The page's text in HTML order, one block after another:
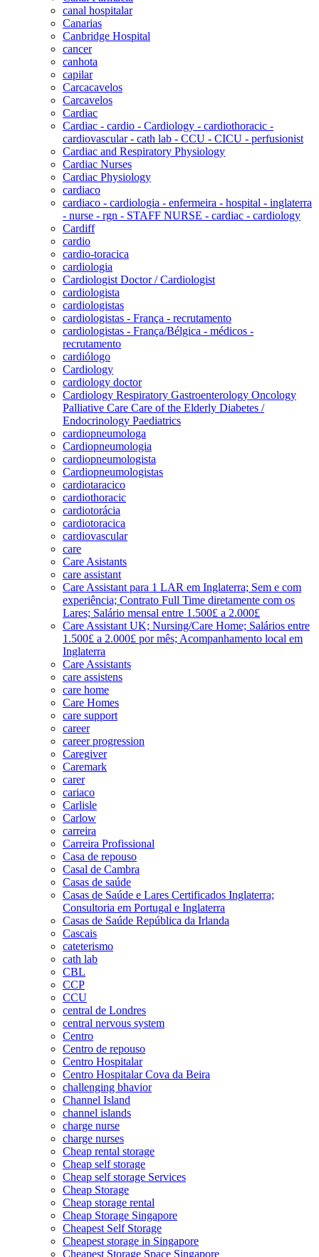
canal hospitalar
Canarias
Canbridge Hospital
cancer
canhota
capilar
Carcacavelos
Carcavelos
Cardiac
Cardiac - cardio - Cardiology - cardiothoracic -
cardiovascular - cath lab - CCU - CICU - perfusionist
Cardiac and Respiratory Physiology
Cardiac Nurses
Cardiac Physiology
cardiaco
cardiaco - cardiologia - enfermeira - hospital - inglaterra
- nurse - rgn - STAFF NURSE - cardiac - cardiology
Cardiff
cardio
cardio-toracica
cardiologia
Cardiologist Doctor / Cardiologist
cardiologista
cardiologistas
cardiologistas - França - recrutamento
cardiologistas - França/Bélgica - médicos -
recrutamento
cardiólogo
Cardiology
cardiology doctor
Cardiology Respiratory Gastroenterology Oncology
Palliative Care Care of the Elderly Diabetes /
Endocrinology Paediatrics
cardiopneumologa
Cardiopneumologia
cardiopneumologista
Cardiopneumologistas
cardiotaracico
cardiothoracic
cardiotorácia
cardiotoracica
cardiovascular
care
Care Asistants
care assistant
Care Assistant para 1 LAR em Inglaterra; Sem e com
experiência; Contrato Full Time diretamente com os
Lares; Salário mensal entre 1.500£ a 2.000£
Care Assistant UK; Nursing/Care Home; Salários entre
1.500£ a 2.000£ por mês; Acompanhamento local em
Inglaterra
Care Assistants
care assistens
care home
Care Homes
care support
career
career progression
Caregiver
Caremark
carer
cariaco
Carlisle
Carlow
carreira
Carreira Profissional
Casa de repouso
Casal de Cambra
Casas de saúde
Casas de Saúde e Lares Certificados Inglaterra;
Consultoria em Portugal e Inglaterra
Casas de Saúde República da Irlanda
Cascais
cateterismo
cath lab
CBL
CCP
CCU
central de Londres
central nervous system
Centro
Centro de repouso
Centro Hospitalar
Centro Hospitalar Cova da Beira
challenging bhavior
Channel Island
channel islands
charge nurse
charge nurses
Cheap rental storage
Cheap self storage
Cheap self storage Services
Cheap Storage
Cheap storage rental
Cheap Storage Singapore
Cheapest Self Storage
Cheapest storage in Singapore
Cheapest Storage Space Singapore